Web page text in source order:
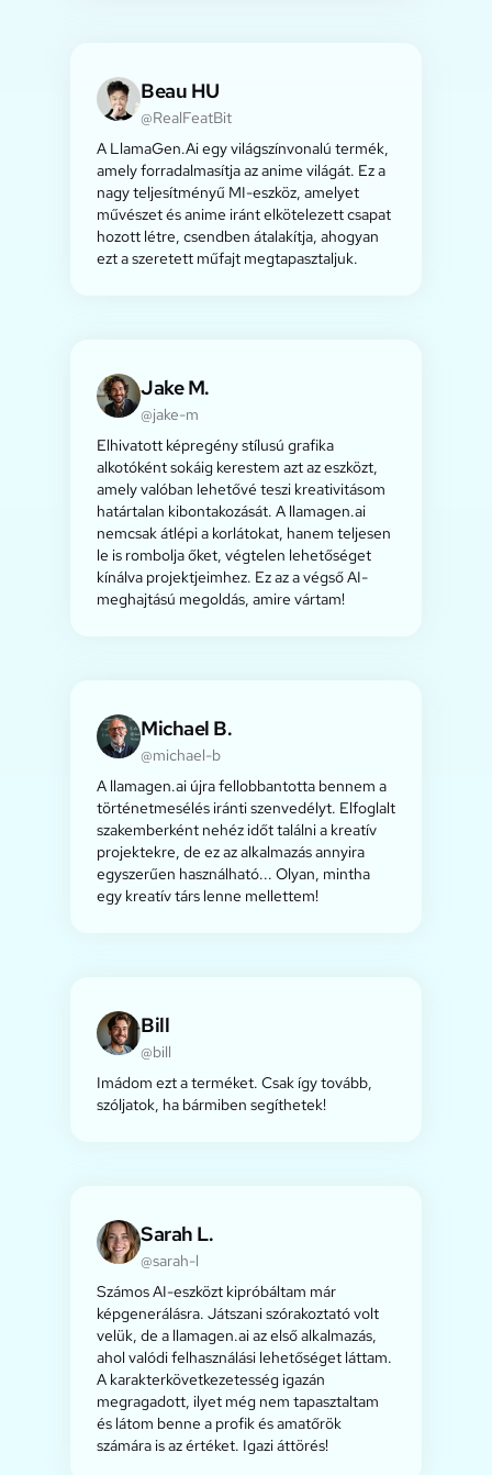
Beau HU
@RealFeatBit
A LlamaGen.Ai egy világszínvonalú termék,
amely forradalmasítja az anime világát. Ez a
nagy teljesítményű MI-eszköz, amelyet
művészet és anime iránt elkötelezett csapat
hozott létre, csendben átalakítja, ahogyan
ezt a szeretett műfajt megtapasztaljuk.
Jake M.
@jake-m
Elhivatott képregény stílusú grafika
alkotóként sokáig kerestem azt az eszközt,
amely valóban lehetővé teszi kreativitásom
határtalan kibontakozását. A llamagen.ai
nemcsak átlépi a korlátokat, hanem teljesen
le is rombolja őket, végtelen lehetőséget
kínálva projektjeimhez. Ez az a végső AI-
meghajtású megoldás, amire vártam!
Michael B.
@michael-b
A llamagen.ai újra fellobbantotta bennem a
történetmesélés iránti szenvedélyt. Elfoglalt
szakemberként nehéz időt találni a kreatív
projektekre, de ez az alkalmazás annyira
egyszerűen használható... Olyan, mintha
egy kreatív társ lenne mellettem!
Bill
@bill
Imádom ezt a terméket. Csak így tovább,
szóljatok, ha bármiben segíthetek!
Sarah L.
@sarah-l
Számos AI-eszközt kipróbáltam már
képgenerálásra. Játszani szórakoztató volt
velük, de a llamagen.ai az első alkalmazás,
ahol valódi felhasználási lehetőséget láttam.
A karakterkövetkezetesség igazán
megragadott, ilyet még nem tapasztaltam
és látom benne a profik és amatőrök
számára is az értéket. Igazi áttörés!